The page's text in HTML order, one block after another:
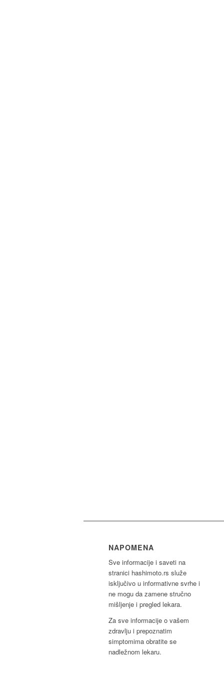
NAPOMENA
Sve informacije i saveti na
stranici hashimoto.rs služe
isključivo u informativne svrhe i
ne mogu da zamene stručno
mišljenje i pregled lekara.
Za sve informacije o vašem
zdravlju i prepoznatim
simptomima obratite se
nadležnom lekaru.